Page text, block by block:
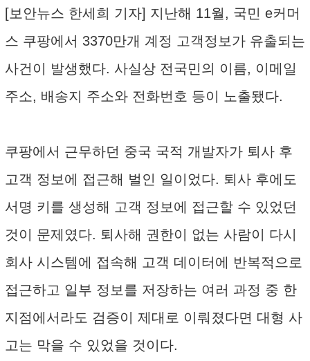
[보안뉴스 한세희 기자] 지난해 11월, 국민 e커머
스 쿠팡에서 3370만개 계정 고객정보가 유출되는
사건이 발생했다. 사실상 전국민의 이름, 이메일
주소, 배송지 주소와 전화번호 등이 노출됐다.
쿠팡에서 근무하던 중국 국적 개발자가 퇴사 후
고객 정보에 접근해 벌인 일이었다. 퇴사 후에도
서명 키를 생성해 고객 정보에 접근할 수 있었던
것이 문제였다. 퇴사해 권한이 없는 사람이 다시
회사 시스템에 접속해 고객 데이터에 반복적으로
접근하고 일부 정보를 저장하는 여러 과정 중 한
지점에서라도 검증이 제대로 이뤄졌다면 대형 사
고는 막을 수 있었을 것이다.